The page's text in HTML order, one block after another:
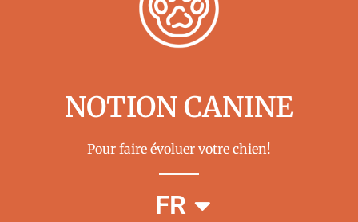
NOTION CANINE
Pour faire évoluer votre chien!
FR
EN